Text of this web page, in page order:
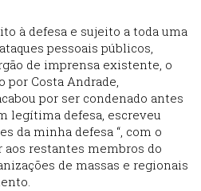
à defesa e sujeito a toda uma
pessoais públicos,
de imprensa existente, o
por Costa Andrade,
por ser condenado antes
legítima defesa, escreveu
da minha defesa “, com o
restantes membros do
de massas e regionais